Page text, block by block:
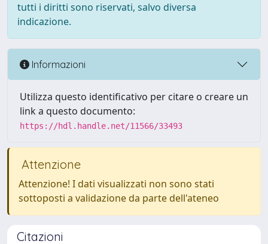
tutti i diritti sono riservati, salvo diversa
indicazione.
Informazioni
Utilizza questo identificativo per citare o creare un
link a questo documento:
https://hdl.handle.net/11566/33493
Attenzione
Attenzione! I dati visualizzati non sono stati
sottoposti a validazione da parte dell'ateneo
Citazioni